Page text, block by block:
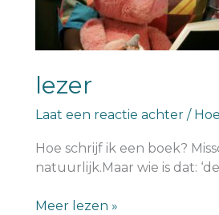
lezer
Laat een reactie achter /
Hoe schrijf ik een boek?
natuurlijk.Maar wie is dat:
Meer lezen »